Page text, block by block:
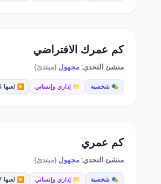
كم عمرك الافتراضي
منشئ التحدي:مجهول (مبتدئ)
🎭 شخصية 📁 إداري وإنساني ▶️ لعبها 5
كم عمري
منشئ التحدي:مجهول (مبتدئ)
🎭 شخصية 📁 إداري وإنساني ▶️ لعبها 17